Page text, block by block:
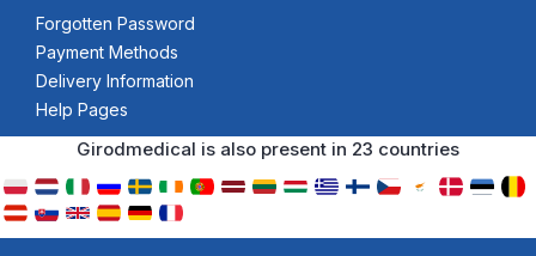
Forgotten Password
Payment Methods
Delivery Information
Help Pages
Girodmedical is also present in 23 countries